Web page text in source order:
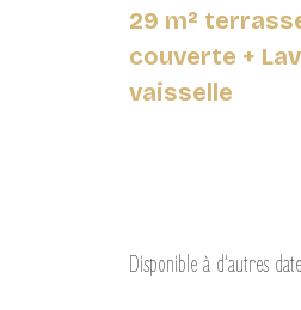
29 m²
couverte +
vaisselle
Disponible à d’autres